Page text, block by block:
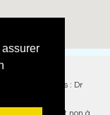
- Crédits photos : Dr
statistics et non à